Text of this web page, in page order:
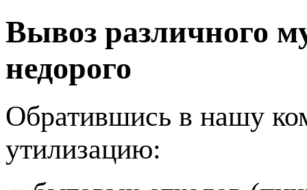
Вывоз различного
недорого
Обратившись в нашу
утилизацию: